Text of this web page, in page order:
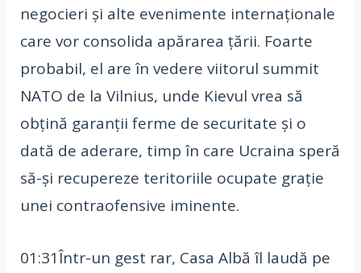
negocieri şi alte evenimente internaţionale
care vor consolida apărarea ţării. Foarte
probabil, el are în vedere viitorul summit
NATO de la Vilnius, unde Kievul vrea să
obţină garanţii ferme de securitate şi o
dată de aderare, timp în care Ucraina speră
să-şi recupereze teritoriile ocupate graţie
unei contraofensive iminente.
01:31Într-un gest rar, Casa Albă îl laudă pe